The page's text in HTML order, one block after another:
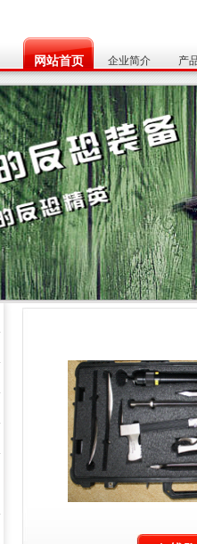
网站首页 企业简介 产